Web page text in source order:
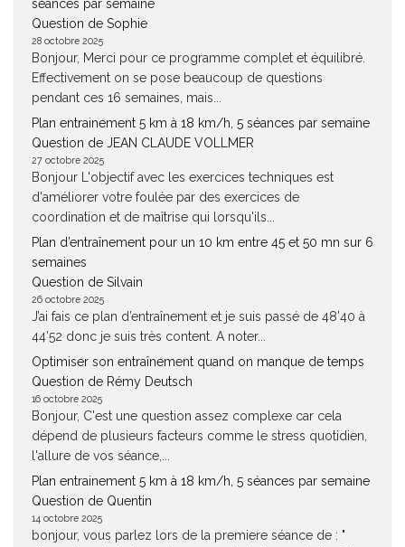
séances par semaine
Question de Sophie
28 octobre 2025
Bonjour, Merci pour ce programme complet et équilibré.
Effectivement on se pose beaucoup de questions
pendant ces 16 semaines, mais...
Plan entrainement 5 km à 18 km/h, 5 séances par semaine
Question de JEAN CLAUDE VOLLMER
27 octobre 2025
Bonjour L'objectif avec les exercices techniques est
d'améliorer votre foulée par des exercices de
coordination et de maîtrise qui lorsqu'ils...
Plan d’entraînement pour un 10 km entre 45 et 50 mn sur 6
semaines
Question de Silvain
26 octobre 2025
J’ai fais ce plan d’entraînement et je suis passé de 48’40 à
44’52 donc je suis très content. A noter...
Optimiser son entraînement quand on manque de temps
Question de Rémy Deutsch
16 octobre 2025
Bonjour, C'est une question assez complexe car cela
dépend de plusieurs facteurs comme le stress quotidien,
l'allure de vos séance,...
Plan entrainement 5 km à 18 km/h, 5 séances par semaine
Question de Quentin
14 octobre 2025
bonjour, vous parlez lors de la premiere séance de : "